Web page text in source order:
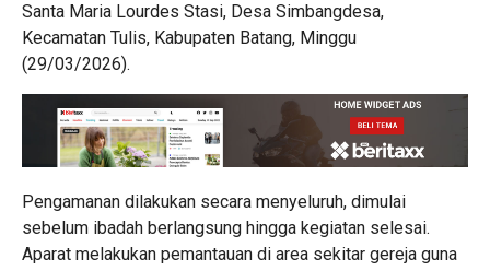
Santa Maria Lourdes Stasi, Desa Simbangdesa,
Kecamatan Tulis, Kabupaten Batang, Minggu
(29/03/2026).
Pengamanan dilakukan secara menyeluruh, dimulai
sebelum ibadah berlangsung hingga kegiatan selesai.
Aparat melakukan pemantauan di area sekitar gereja guna